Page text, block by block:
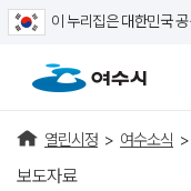
이 누리집은 대한민국
열린시정 > 여수소식 >
보도자료